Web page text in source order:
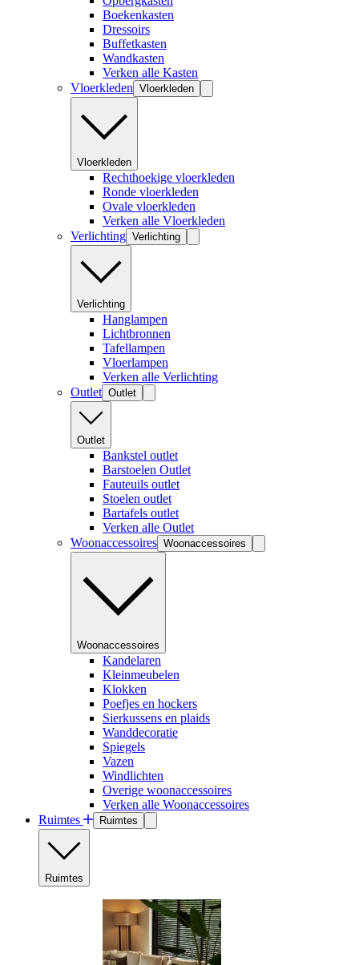
Boekenkasten
Dressoirs
Buffetkasten
Wandkasten
Verken alle Kasten
Vloerkleden Vloerkleden
Vloerkleden
Rechthoekige vloerkleden
Ronde vloerkleden
Ovale vloerkleden
Verken alle Vloerkleden
Verlichting Verlichting
Verlichting
Hanglampen
Lichtbronnen
Tafellampen
Vloerlampen
Verken alle Verlichting
Outlet Outlet
Outlet
Bankstel outlet
Barstoelen Outlet
Fauteuils outlet
Stoelen outlet
Bartafels outlet
Verken alle Outlet
Woonaccessoires Woonaccessoires
Woonaccessoires
Kandelaren
Kleinmeubelen
Klokken
Poefjes en hockers
Sierkussens en plaids
Wanddecoratie
Spiegels
Vazen
Windlichten
Overige woonaccessoires
Verken alle Woonaccessoires
Ruimtes
Ruimtes
Ruimtes